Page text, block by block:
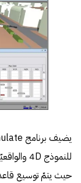
حيث يتمّ توسيع